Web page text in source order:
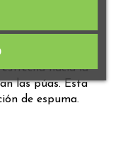
alrededor
forma cónica,
hacia la
las púas. Esta
de espuma.